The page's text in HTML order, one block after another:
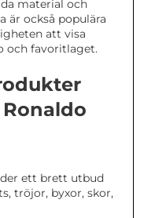
material och
är också populära
att visa
och favoritlaget.
ett brett utbud
tröjor, byxor, skor,